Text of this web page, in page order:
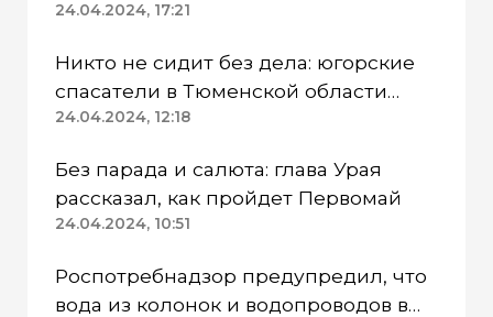
режим
24.04.2024, 17:21
Никто не сидит без дела: югорские
спасатели в Тюменской области
работают в две смены
24.04.2024, 12:18
Без парада и салюта: глава Урая
рассказал, как пройдет Первомай
24.04.2024, 10:51
Роспотребнадзор предупредил, что
вода из колонок и водопроводов в